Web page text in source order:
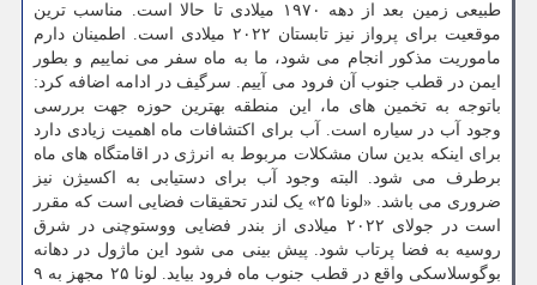
طبیعی زمین بعد از دهه ۱۹۷۰ میلادی تا حالا است. مناسب ترین
موقعیت برای پرواز نیز تابستان ۲۰۲۲ میلادی است. اطمینان دارم
ماموریت مذکور انجام می شود، ما به ماه سفر می نماییم و بطور
ایمن در قطب جنوب آن فرود می آییم. سرگیف در ادامه اضافه کرد:
باتوجه به تخمین های ما، این منطقه بهترین حوزه جهت بررسی
وجود آب در سیاره است. آب برای اکتشافات ماه اهمیت زیادی دارد
برای اینکه بدین سان مشکلات مربوط به انرژی در اقامتگاه های ماه
برطرف می شود. البته وجود آب برای دستیابی به اکسیژن نیز
ضروری می باشد. «لونا ۲۵» یک لندر تحقیقات فضایی است که مقرر
است در جولای ۲۰۲۲ میلادی از بندر فضایی ووستوچنی در شرق
روسیه به فضا پرتاب شود. پیش بینی می شود این ماژول در دهانه
بوگوسلاسکی واقع در قطب جنوب ماه فرود بیاید. لونا ۲۵ مجهز به ۹